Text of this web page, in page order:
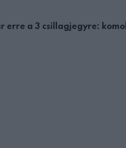
erre a 3 csillagjegyre: